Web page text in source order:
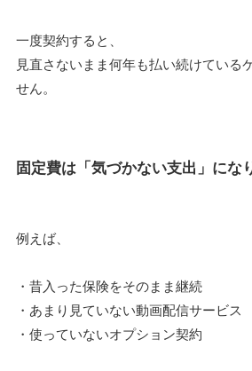
一度契約すると、
見直さないまま何年も払い続けている
せん。
固定費は「気づかない支出」にな
例えば、
・昔入った保険をそのまま継続
・あまり見ていない動画配信サービス
・使っていないオプション契約